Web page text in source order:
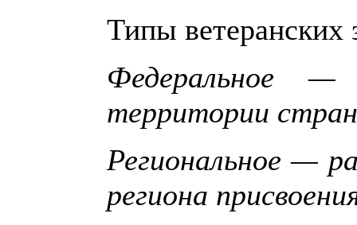
Типы ветеранских
Федеральное —
территории
Региональное —
региона